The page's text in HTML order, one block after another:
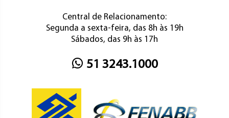
Central de Relacionamento:
Segunda a sexta-feira, das 8h às 19h
Sábados, das 9h às 17h
51 3243.1000